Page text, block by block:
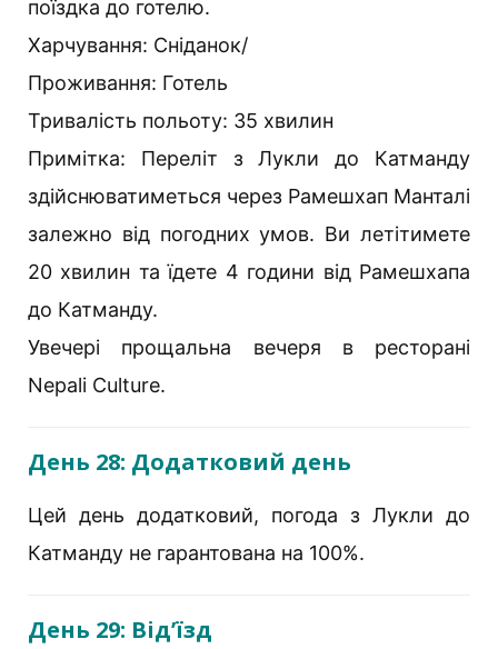
поїздка до готелю.
Харчування: Сніданок/
Проживання: Готель
Тривалість польоту: 35 хвилин
Примітка: Переліт з Лукли до Катманду
здійснюватиметься через Рамешхап Манталі
залежно від погодних умов. Ви летітимете
20 хвилин та їдете 4 години від Рамешхапа
до Катманду.
Увечері прощальна вечеря в ресторані
Nepali Culture.
День 28: Додатковий день
Цей день додатковий, погода з Лукли до
Катманду не гарантована на 100%.
День 29: Від’їзд